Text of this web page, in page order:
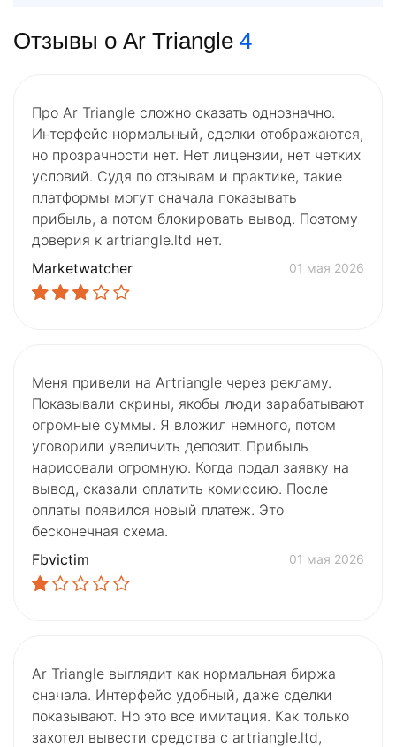
Отзывы о Ar Triangle 4
Про Ar Triangle сложно сказать однозначно.
Интерфейс нормальный, сделки отображаются,
но прозрачности нет. Нет лицензии, нет четких
условий. Судя по отзывам и практике, такие
платформы могут сначала показывать
прибыль, а потом блокировать вывод. Поэтому
доверия к artriangle.ltd нет.
Marketwatcher
01 мая 2026
Меня привели на Artriangle через рекламу.
Показывали скрины, якобы люди зарабатывают
огромные суммы. Я вложил немного, потом
уговорили увеличить депозит. Прибыль
нарисовали огромную. Когда подал заявку на
вывод, сказали оплатить комиссию. После
оплаты появился новый платеж. Это
бесконечная схема.
Fbvictim
01 мая 2026
Ar Triangle выглядит как нормальная биржа
сначала. Интерфейс удобный, даже сделки
показывают. Но это все имитация. Как только
захотел вывести средства с artriangle.ltd,